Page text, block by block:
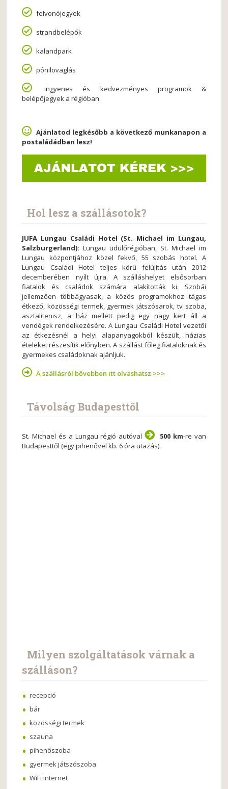
felvonójegyek
strandbelépők
kalandpark
pónilovaglás
ingyenes és kedvezményes programok &
belépőjegyek a régióban
Ajánlatod legkésőbb a következő munkanapon a
postaládádban lesz!
Hol lesz a szállásotok?
JUFA Lungau Családi Hotel (St. Michael im Lungau,
Salzburgerland): Lungau üdülőrégióban, St. Michael im
Lungau központjához közel fekvő, 55 szobás hotel. A
Lungau Családi Hotel teljes körű felújítás után 2012
decemberében nyílt újra. A szálláshelyet elsősorban
fiatalok és családok számára alakították ki. Szobái
jellemzően többágyasak, a közös programokhoz tágas
étkező, közösségi termek, gyermek játszósarok, tv szoba,
asztalitenisz, a ház mellett pedig egy nagy kert áll a
vendégek rendelkezésére. A Lungau Családi Hotel vezetői
az étkezésnél a helyi alapanyagokból készült, házias
ételeket részesítik előnyben. A szállást főleg fiataloknak és
gyermekes családoknak ajánljuk.
A szállásról bővebben itt olvashatsz >>>
Távolság Budapesttől
St. Michael és a Lungau régió autóval 500 km-re van
Budapesttől (egy pihenővel kb. 6 óra utazás).
Milyen szolgáltatások várnak a
szálláson?
recepció
bár
közösségi termek
szauna
pihenőszoba
gyermek játszószoba
WiFi internet